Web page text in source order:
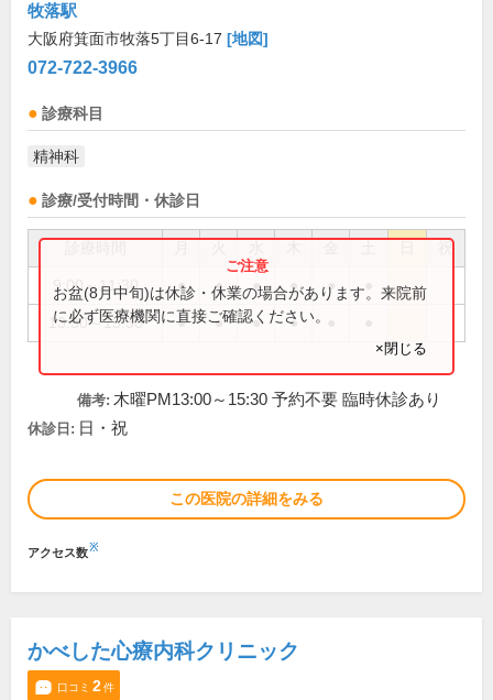
牧落駅
大阪府箕面市牧落5丁目6-17 [地図]
072-722-3966
診療科目
精神科
診療/受付時間・休診日
祝
9:00～11:30 ● ● ● ● ●
13:30～15:30 ● ● ● ●
お盆(8月中旬)は休診・休業の場合があります。来院前
に必ず医療機関に直接ご確認ください。
×閉じる
備考: 木曜PM13:00～15:30 予約不要 臨時休診あり
休診日: 日・祝
この医院の詳細をみる
アクセス数※
かべした心療内科クリニック
口コミ 2件